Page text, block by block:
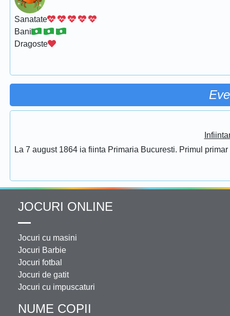
Sanatate
Bani
Dragoste
La 7 august 1864 ia fiinta Primaria Bucuresti. Primul
JOCURI ONLINE
Jocuri cu masini
Jocuri Barbie
Jocuri fotbal
Jocuri de gatit
Jocuri cu impuscaturi
NUME COPII